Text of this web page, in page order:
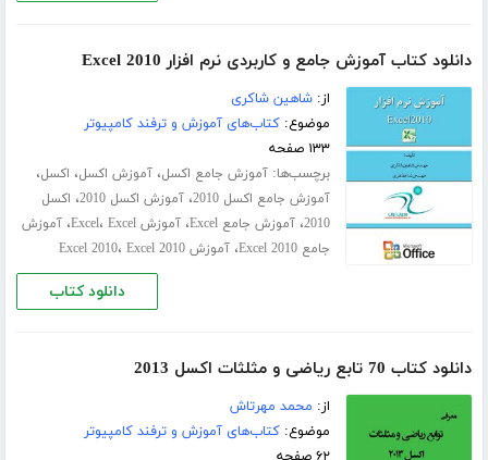
دانلود کتاب آموزش جامع و کاربردی نرم افزار Excel 2010
از:شاهین شاکری
موضوع:کتاب‌های آموزش و ترفند کامپیوتر
۱۳۳ صفحه
برچسب‌ها:آموزش جامع اکسل،آموزش اکسل، اکسل،
آموزش جامع اکسل 2010 ،آموزش اکسل 2010 ، اکسل
2010،آموزش جامع Excel ،آموزش Excel ، Excel ،آموزش
جامع Excel 2010
،آموزش Excel 2010 ، Excel 2010
دانلود کتاب
دانلود کتاب 70 تابع ریاضی و مثلثات اکسل 2013
از: محمد مهرتاش
موضوع:کتاب‌های آموزش و ترفند کامپیوتر